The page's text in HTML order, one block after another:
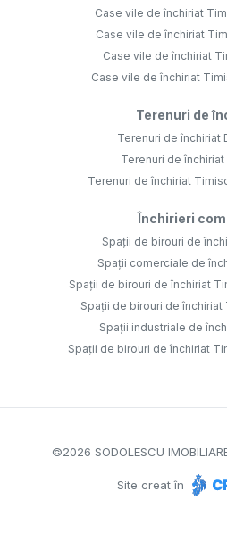
Case vile de închiriat
Case vile de închiriat
Case vile de închiriat
Case vile de închiriat
Terenuri de
Terenuri de închiriat
Terenuri de
Terenuri de închiriat
Închirieri
Spații de birouri de
Spații comerciale de
Spații de birouri de închiriat
Spații de birouri de închiriat
Spații industriale de
Spații de birouri de închiriat
©2026 SODOLESCU
Site creat în